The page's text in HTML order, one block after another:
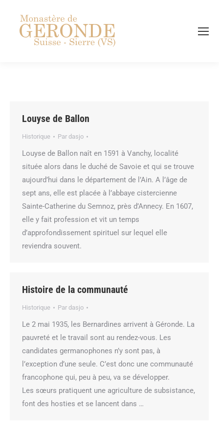
Louyse de Ballon
Historique Par dasjo
Louyse de Ballon naît en 1591 à Vanchy, localité
située alors dans le duché de Savoie et qui se trouve
aujourd’hui dans le département de l’Ain. A l’âge de
sept ans, elle est placée à l’abbaye cistercienne
Sainte-Catherine du Semnoz, près d’Annecy. En 1607,
elle y fait profession et vit un temps
d’approfondissement spirituel sur lequel elle
reviendra souvent.
Histoire de la communauté
Historique Par dasjo
Le 2 mai 1935, les Bernardines arrivent à Géronde. La
pauvreté et le travail sont au rendez-vous. Les
candidates germanophones n’y sont pas, à
l’exception d’une seule. C’est donc une communauté
francophone qui, peu à peu, va se développer.
Les sœurs pratiquent une agriculture de subsistance,
font des hosties et se lancent dans …